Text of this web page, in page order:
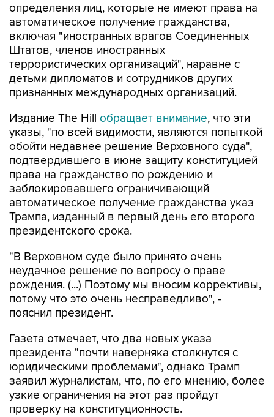
определения лиц, которые не имеют права на
автоматическое получение гражданства,
включая "иностранных врагов Соединенных
Штатов, членов иностранных
террористических организаций", наравне с
детьми дипломатов и сотрудников других
признанных международных организаций.
Издание The Hill обращает внимание, что эти
указы, "по всей видимости, являются попыткой
обойти недавнее решение Верховного суда",
подтвердившего в июне защиту конституцией
права на гражданство по рождению и
заблокировавшего ограничивающий
автоматическое получение гражданства указ
Трампа, изданный в первый день его второго
президентского срока.
"В Верховном суде было принято очень
неудачное решение по вопросу о праве
рождения. (...) Поэтому мы вносим коррективы,
потому что это очень несправедливо", -
пояснил президент.
Газета отмечает, что два новых указа
президента "почти наверняка столкнутся с
юридическими проблемами", однако Трамп
заявил журналистам, что, по его мнению, более
узкие ограничения на этот раз пройдут
проверку на конституционность.